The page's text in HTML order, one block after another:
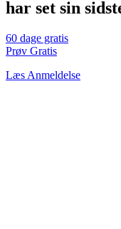
har set sin
60 dage gratis
Prøv Gratis
Læs Anmeldelse